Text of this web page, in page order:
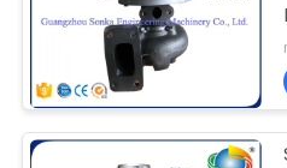
पम्प सील किट